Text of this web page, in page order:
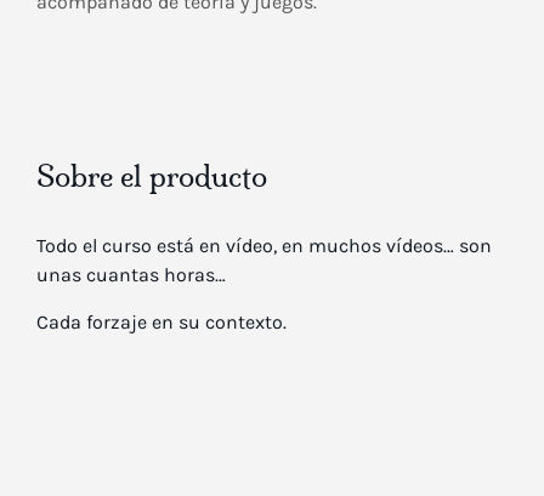
Sobre el producto
Todo el curso está en vídeo, en muchos vídeos… son
unas cuantas horas…
Cada forzaje en su contexto.